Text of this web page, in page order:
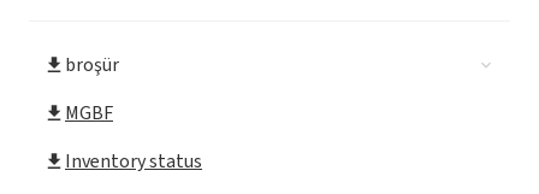
broşür
MGBF
Inventory status